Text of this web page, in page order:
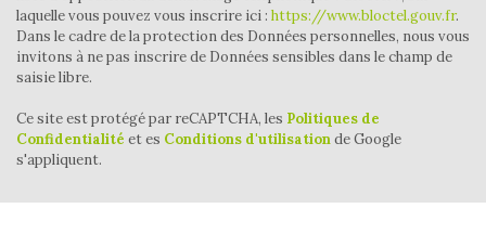
Familles avec 3 enfants
3,45 %
laquelle vous pouvez vous inscrire ici : https://www.bloctel.gouv.fr.
Dans le cadre de la protection des Données personnelles, nous vous
invitons à ne pas inscrire de Données sensibles dans le champ de
saisie libre.
Ce site est protégé par reCAPTCHA, les Politiques de
Confidentialité et es Conditions d'utilisationde Google
s'appliquent.